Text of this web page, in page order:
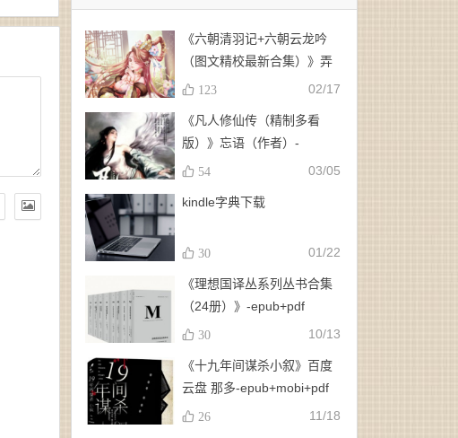
《六朝清羽记+六朝云龙吟
（图文精校最新合集）》弄
玉、龙璇（作者）-
123 02/17
《凡人修仙传（精制多看
版）》忘语（作者）-
epub+mobi
54 03/05
kindle字典下载
30 01/22
《理想国译丛系列丛书合集
（24册）》-epub+pdf
30 10/13
《十九年间谋杀小叙》百度
云盘 那多-epub+mobi+pdf
26 11/18